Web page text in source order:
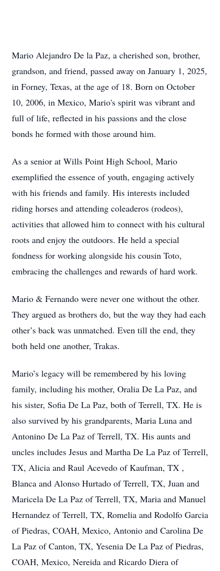
Mario Alejandro De la Paz, a cherished son, brother,
grandson, and friend, passed away on January 1, 2025,
in Forney, Texas, at the age of 18. Born on October
10, 2006, in Mexico, Mario's spirit was vibrant and
full of life, reflected in his passions and the close
bonds he formed with those around him.
As a senior at Wills Point High School, Mario
exemplified the essence of youth, engaging actively
with his friends and family. His interests included
riding horses and attending coleaderos (rodeos),
activities that allowed him to connect with his cultural
roots and enjoy the outdoors. He held a special
fondness for working alongside his cousin Toto,
embracing the challenges and rewards of hard work.
Mario & Fernando were never one without the other.
They argued as brothers do, but the way they had each
other’s back was unmatched. Even till the end, they
both held one another, Trakas.
Mario’s legacy will be remembered by his loving
family, including his mother, Oralia De La Paz, and
his sister, Sofia De La Paz, both of Terrell, TX. He is
also survived by his grandparents, Maria Luna and
Antonino De La Paz of Terrell, TX. His aunts and
uncles includes Jesus and Martha De La Paz of Terrell,
TX, Alicia and Raul Acevedo of Kaufman, TX ,
Blanca and Alonso Hurtado of Terrell, TX, Juan and
Maricela De La Paz of Terrell, TX, Maria and Manuel
Hernandez of Terrell, TX, Romelia and Rodolfo Garcia
of Piedras, COAH, Mexico, Antonio and Carolina De
La Paz of Canton, TX, Yesenia De La Paz of Piedras,
COAH, Mexico, Nereida and Ricardo Diera of